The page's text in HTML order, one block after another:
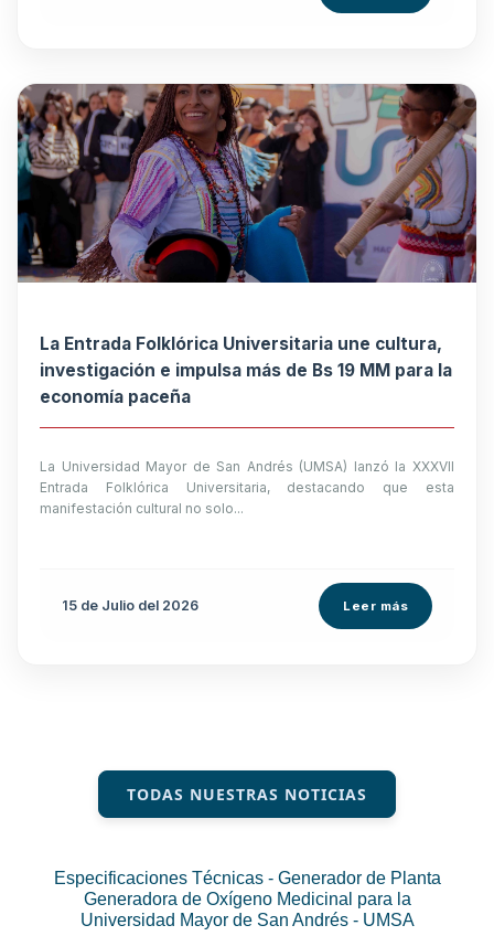
La Entrada Folklórica Universitaria une cultura,
investigación e impulsa más de Bs 19 MM para la
economía paceña
La Universidad Mayor de San Andrés (UMSA) lanzó la XXXVII
Entrada Folklórica Universitaria, destacando que esta
manifestación cultural no solo...
15 de Julio del 2026 Leer más
TODAS NUESTRAS NOTICIAS
Especificaciones Técnicas - Generador de Planta
Generadora de Oxígeno Medicinal para la
Universidad Mayor de San Andrés - UMSA